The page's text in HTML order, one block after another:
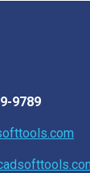
9789